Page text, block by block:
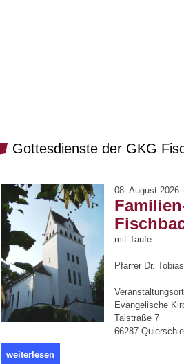
Gottesdienste der GKG
08. August 2026
mit Taufe
Pfarrer Dr.
Veranstaltungsort
Evangelische
Talstraße 7
66287
weiterlesen